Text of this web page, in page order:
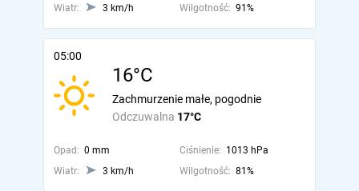
Wiatr:
3 km/h Wilgotność: 91%
05:00
16°C
Odczuwalna 17°C
Zachmurzenie małe, pogodnie
Opad: 0 mm Ciśnienie: 1013 hPa
Wiatr:
3 km/h Wilgotność: 81%